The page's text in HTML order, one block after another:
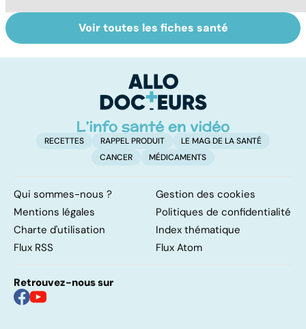
Le magnésium,
un oligo-élément
Intestin irritable :
le régime
solution ?
Voir toutes les fiches santé
RECETTES RAPPEL PRODUIT
LE MAG DE LA SANTÉ
CANCER
MÉDICAMENTS
Qui sommes-nous ?
Gestion des cookies
Mentions légales
Politiques de confidentialité
Charte d'utilisation
Index thématique
Flux RSS
Flux Atom
Retrouvez-nous sur